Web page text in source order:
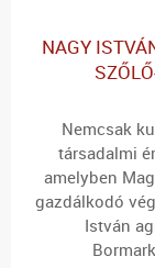
NAGY
Nemcsak
társadalmi
amelyben
gazdálkodó
István